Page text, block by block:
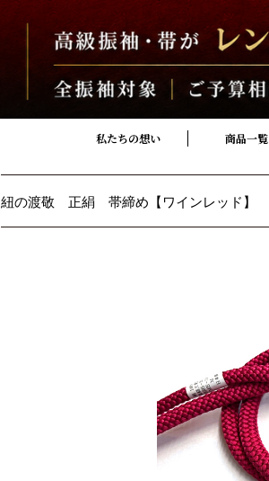
私たちの想い 商品一覧
紐の渡敬 正絹 帯締め【ワインレッド】